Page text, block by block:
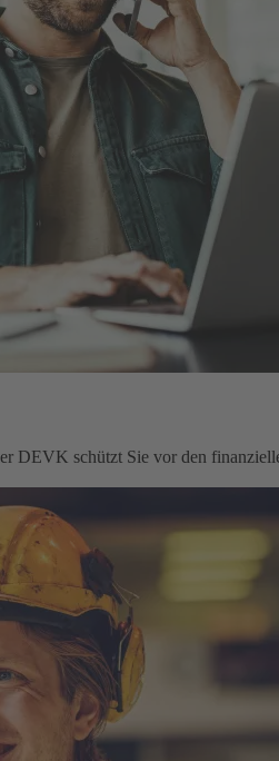
DEVK schützt Sie vor den